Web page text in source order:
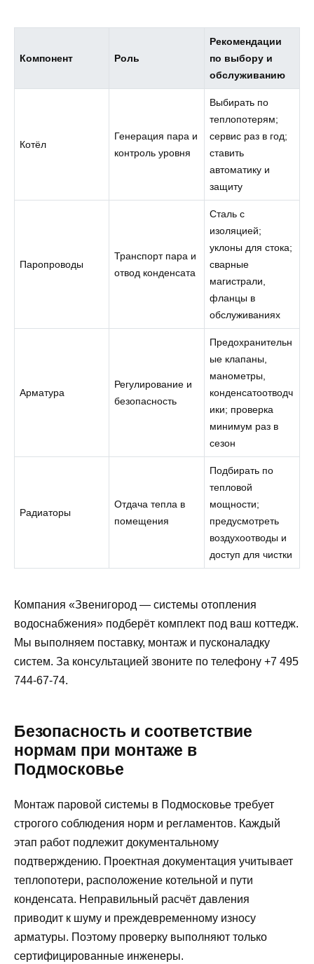
Компонент Роль
Рекомендации
по выбору и
обслуживанию
Котёл
Генерация пара и
контроль уровня
Выбирать по
теплопотерям;
сервис раз в год;
ставить
автоматику и
защиту
Паропроводы
Транспорт пара и
отвод конденсата
Сталь с
изоляцией;
уклоны для стока;
сварные
магистрали,
фланцы в
обслуживаниях
Арматура
Регулирование и
безопасность
Предохранительн
ые клапаны,
манометры,
конденсатоотводч
ики; проверка
минимум раз в
сезон
Радиаторы
Отдача тепла в
помещения
Подбирать по
тепловой
мощности;
предусмотреть
воздухоотводы и
доступ для чистки
Компания «Звенигород — системы отопления
водоснабжения» подберёт комплект под ваш коттедж.
Мы выполняем поставку, монтаж и пусконаладку
систем. За консультацией звоните по телефону +7 495
744-67-74.
Безопасность и соответствие
нормам при монтаже в
Подмосковье
Монтаж паровой системы в Подмосковье требует
строгого соблюдения норм и регламентов. Каждый
этап работ подлежит документальному
подтверждению. Проектная документация учитывает
теплопотери, расположение котельной и пути
конденсата. Неправильный расчёт давления
приводит к шуму и преждевременному износу
арматуры. Поэтому проверку выполняют только
сертифицированные инженеры.